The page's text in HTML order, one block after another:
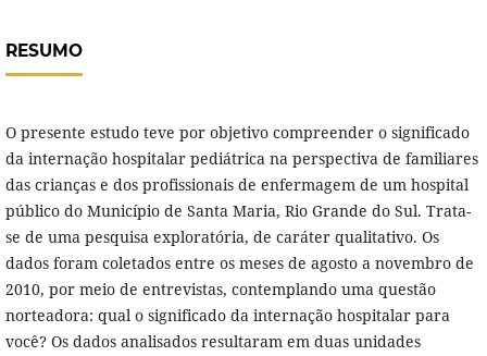
RESUMO
O presente estudo teve por objetivo compreender o significado
da internação hospitalar pediátrica na perspectiva de familiares
das crianças e dos profissionais de enfermagem de um hospital
público do Município de Santa Maria, Rio Grande do Sul. Trata-
se de uma pesquisa exploratória, de caráter qualitativo. Os
dados foram coletados entre os meses de agosto a novembro de
2010, por meio de entrevistas, contemplando uma questão
norteadora: qual o significado da internação hospitalar para
você? Os dados analisados resultaram em duas unidades